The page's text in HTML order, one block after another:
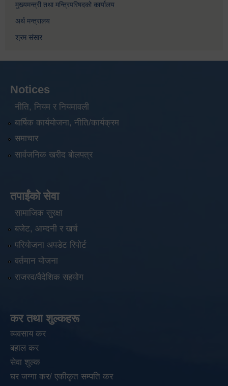
मुख्यमन्त्री तथा मन्त्रिपरिषदको कार्यालय
अर्थ मन्त्रालय
श्रम संसार
Notices
नीति, नियम र नियमावली
बार्षिक कार्ययोजना, नीति/कार्यक्रम
समाचार
सार्वजनिक खरीद बोलपत्र
तपाईंको सेवा
सामाजिक सुरक्षा
बजेट, आम्दनी र खर्च
परियोजना अपडेट रिपोर्ट
वर्तमान योजना
राजस्व/वैदेशिक सहयोग
कर तथा शुल्कहरू
व्यवसाय कर
बहाल कर
सेवा शुल्क
घर जग्गा कर/ एकीकृत सम्पति कर